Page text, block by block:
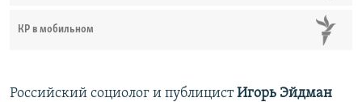
КР в мобильном
Российский социолог и публицистИгорь Эйдман